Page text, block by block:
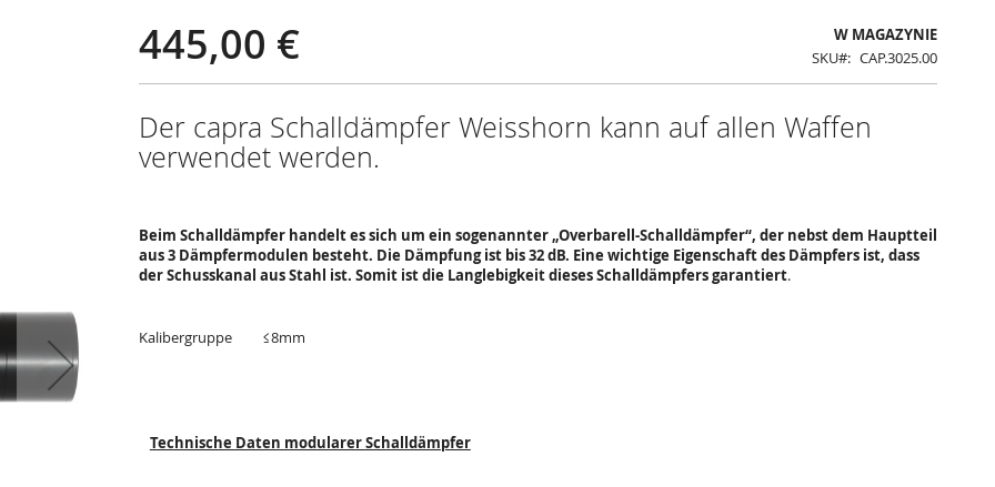
445,00 €
W MAGAZYNIE
SKU
CAP.3025.00
Der capra Schalldämpfer Weisshorn kann auf allen Waffen
verwendet werden.
Beim Schalldämpfer handelt es sich um ein sogenannter „Overbarell-Schalldämpfer“, der nebst dem Hauptteil
aus 3 Dämpfermodulen besteht. Die Dämpfung ist bis 32 dB. Eine wichtige Eigenschaft des Dämpfers ist, dass
der Schusskanal aus Stahl ist. Somit ist die Langlebigkeit dieses Schalldämpfers garantiert.
Kalibergruppe ≤8mm
Technische Daten modularer Schalldämpfer